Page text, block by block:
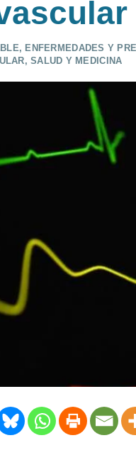
, ENFERMEDADES Y
,SALUD Y MEDICINA